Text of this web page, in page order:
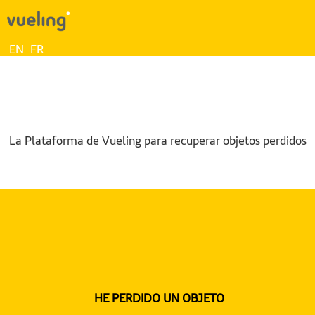
EN FR
La Plataforma de Vueling para recuperar objetos perdidos
HE PERDIDO UN OBJETO